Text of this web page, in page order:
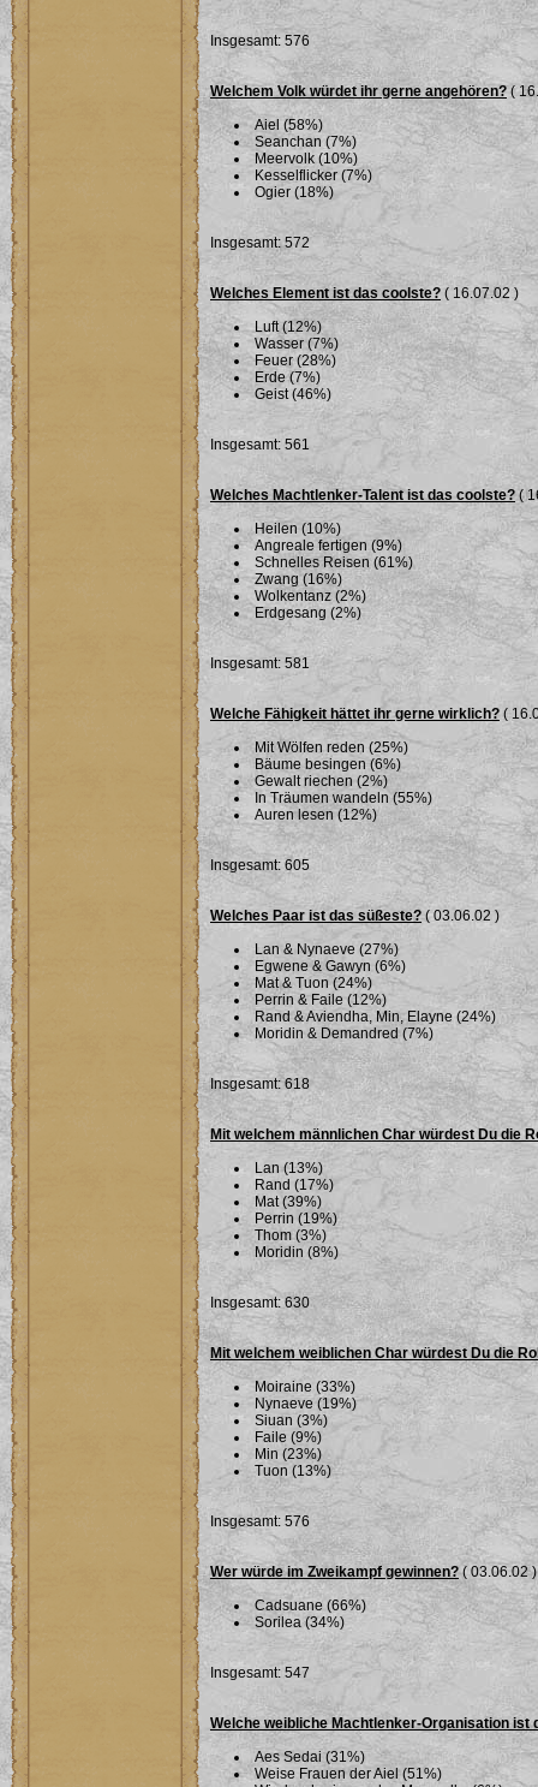
Insgesamt: 576
Welchem Volk würdet ihr gerne angehören?(
Aiel (58%)
Seanchan (7%)
Meervolk (10%)
Kesselflicker (7%)
Ogier (18%)
Insgesamt: 572
Welches Element ist das coolste? ( 16.07.02 )
Luft (12%)
Wasser (7%)
Feuer (28%)
Erde (7%)
Geist (46%)
Insgesamt: 561
Welches Machtlenker-Talent ist das coolste? (
Heilen (10%)
Angreale fertigen (9%)
Schnelles Reisen (61%)
Zwang (16%)
Wolkentanz (2%)
Erdgesang (2%)
Insgesamt: 581
Welche Fähigkeit hättet ihr gerne wirklich? (
Mit Wölfen reden (25%)
Bäume besingen (6%)
Gewalt riechen (2%)
In Träumen wandeln (55%)
Auren lesen (12%)
Insgesamt: 605
Welches Paar ist das süßeste?( 03.06.02 )
Lan & Nynaeve (27%)
Egwene & Gawyn (6%)
Mat & Tuon (24%)
Perrin & Faile (12%)
Rand & Aviendha, Min, Elayne (24%)
Moridin & Demandred (7%)
Insgesamt: 618
Mit welchem männlichen Char würdest Du die
Lan (13%)
Rand (17%)
Mat (39%)
Perrin (19%)
Thom (3%)
Moridin (8%)
Insgesamt: 630
Mit welchem weiblichen Char würdest Du die
Moiraine (33%)
Nynaeve (19%)
Siuan (3%)
Faile (9%)
Min (23%)
Tuon (13%)
Insgesamt: 576
Wer würde im Zweikampf gewinnen?( 03.06.02 )
Cadsuane (66%)
Sorilea (34%)
Insgesamt: 547
Welche weibliche Machtlenker-Organisation ist
Aes Sedai (31%)
Weise Frauen der Aiel (51%)